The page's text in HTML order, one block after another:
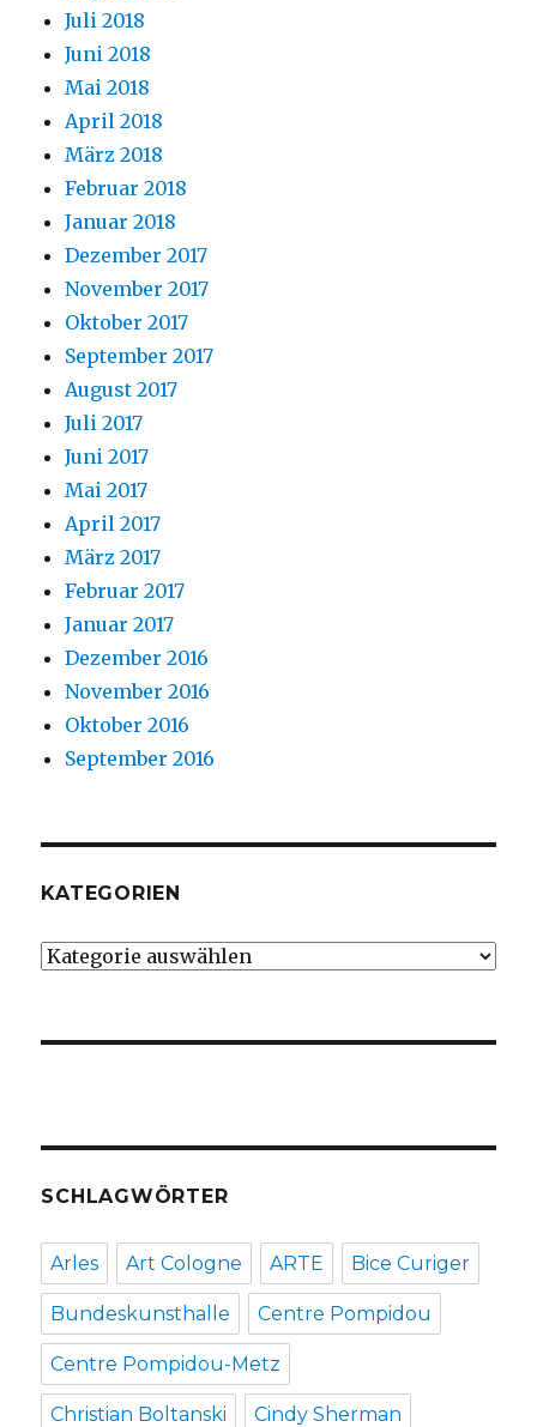
Juli 2018
Juni 2018
Mai 2018
April 2018
März 2018
Februar 2018
Januar 2018
Dezember 2017
November 2017
Oktober 2017
September 2017
August 2017
Juli 2017
Juni 2017
Mai 2017
April 2017
März 2017
Februar 2017
Januar 2017
Dezember 2016
November 2016
Oktober 2016
September 2016
KATEGORIEN
Kategorien
SCHLAGWÖRTER
Arles Art Cologne ARTE Bice Curiger
Bundeskunsthalle Centre Pompidou
Centre Pompidou-Metz
Christian Boltanski Cindy Sherman